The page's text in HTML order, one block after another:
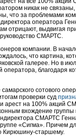
никак не
за проблемами
оператора
отрицают, выдвигая
СМАРТС.
компании. В
что картина,
галерее. Но в
благодаря
сотового
проверки суд
арест на 100% акций
вхождение группы
СМАРТС
«Сигма». Причем
Кирюшину-старшему.